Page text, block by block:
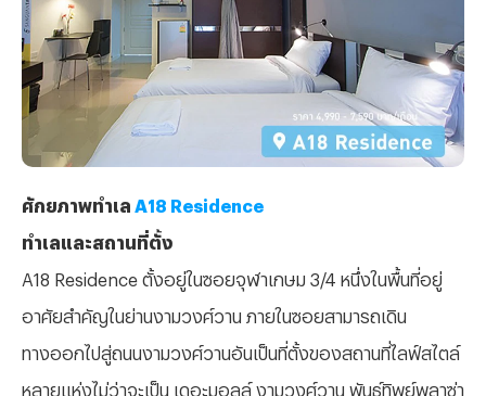
ศักยภาพทำเล A18 Residence
ทำเลและสถานที่ตั้ง
A18 Residence ตั้งอยู่ในซอยจุฬาเกษม 3/4 หนึ่งในพื้นที่อยู่
อาศัยสำคัญในย่านงามวงศ์วาน ภายในซอยสามารถเดิน
ทางออกไปสู่ถนนงามวงศ์วานอันเป็นที่ตั้งของสถานที่ไลฟ์สไตล์
หลายแห่งไม่ว่าจะเป็น เดอะมอลล์ งามวงศ์วาน พันธุ์ทิพย์พลาซ่า